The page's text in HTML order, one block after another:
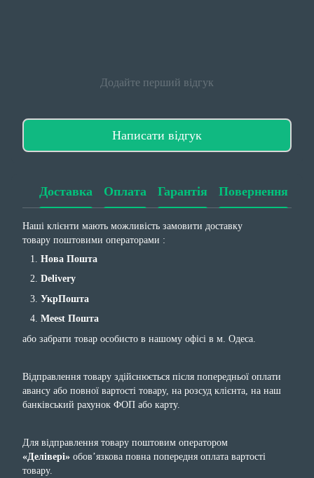
Додайте перший відгук
Написати відгук
Доставка Оплата Гарантія Повернення
Наші клієнти мають можливість замовити доставку
товару поштовими операторами :
Нова Пошта
Delivery
УкрПошта
Meest Пошта
або забрати товар особисто в нашому офісі в м. Одеса.
Відправлення товару здійснюється після попередньої оплати
авансу або повної вартості товару, на розсуд клієнта, на наш
банківський рахунок ФОП або карту.
Для відправлення товару поштовим оператором
«Делівері» обов’язкова повна попередня оплата вартості
товару.